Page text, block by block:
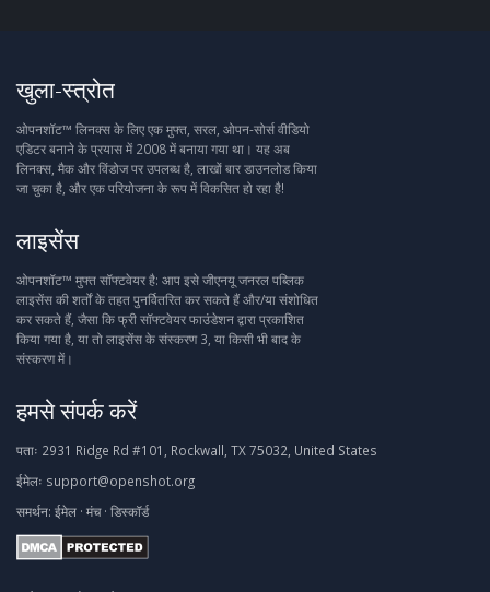
खुला-स्त्रोत
ओपनशॉट™ लिनक्स के लिए एक मुफ्त, सरल, ओपन-सोर्स वीडियो
एडिटर बनाने के प्रयास में 2008 में बनाया गया था। यह अब
लिनक्स, मैक और विंडोज पर उपलब्ध है, लाखों बार डाउनलोड किया
जा चुका है, और एक परियोजना के रूप में विकसित हो रहा है!
लाइसेंस
ओपनशॉट™ मुफ्त सॉफ्टवेयर है: आप इसे जीएनयू जनरल पब्लिक
लाइसेंस की शर्तों के तहत पुनर्वितरित कर सकते हैं और/या संशोधित
कर सकते हैं, जैसा कि फ्री सॉफ्टवेयर फाउंडेशन द्वारा प्रकाशित
किया गया है, या तो लाइसेंस के संस्करण 3, या किसी भी बाद के
संस्करण में।
हमसे संपर्क करें
पताः 2931 Ridge Rd #101, Rockwall, TX 75032, United States
ईमेलः support@openshot.org
समर्थन: ईमेल · मंच· डिस्कॉर्ड